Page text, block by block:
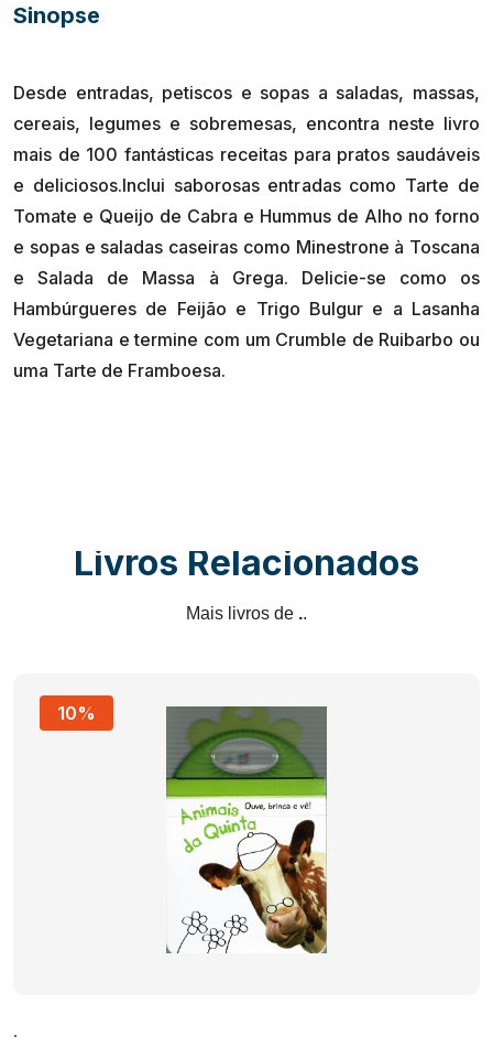
Sinopse
Desde entradas, petiscos e sopas a saladas, massas,
cereais, legumes e sobremesas, encontra neste livro
mais de 100 fantásticas receitas para pratos saudáveis
e deliciosos.Inclui saborosas entradas como Tarte de
Tomate e Queijo de Cabra e Hummus de Alho no forno
e sopas e saladas caseiras como Minestrone à Toscana
e Salada de Massa à Grega. Delicie-se como os
Hambúrgueres de Feijão e Trigo Bulgur e a Lasanha
Vegetariana e termine com um Crumble de Ruibarbo ou
Livros Relacionados
Mais livros de ..
10%
.